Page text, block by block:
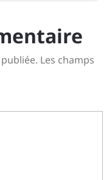
Les champs